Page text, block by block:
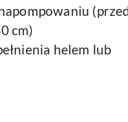
cm)
helem lub